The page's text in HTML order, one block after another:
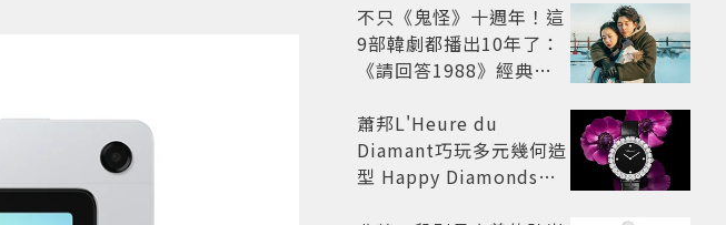
不只《鬼怪》十週年！這
9部韓劇都播出10年了：
《請回答1988》經典不
蕭邦L'Heure du
Diamant巧玩多元幾何造
型 Happy Diamonds歡